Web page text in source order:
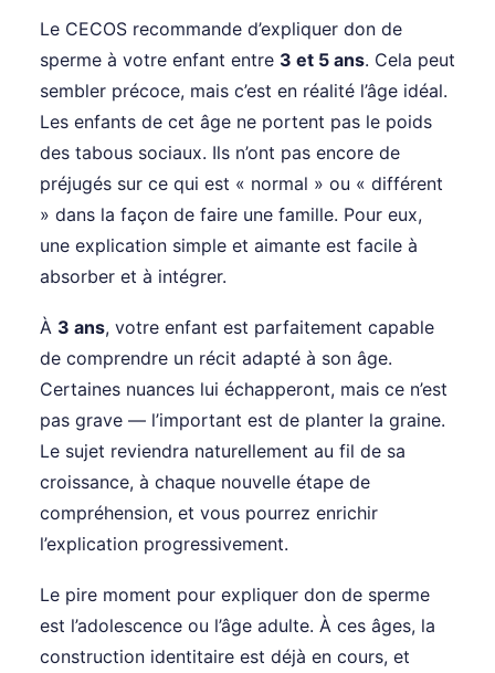
Le CECOS recommande d’expliquer don de
sperme à votre enfant entre 3 et 5 ans. Cela peut
sembler précoce, mais c’est en réalité l’âge idéal.
Les enfants de cet âge ne portent pas le poids
des tabous sociaux. Ils n’ont pas encore de
préjugés sur ce qui est « normal » ou « différent
» dans la façon de faire une famille. Pour eux,
une explication simple et aimante est facile à
absorber et à intégrer.
À 3 ans, votre enfant est parfaitement capable
de comprendre un récit adapté à son âge.
Certaines nuances lui échapperont, mais ce n’est
pas grave — l’important est de planter la graine.
Le sujet reviendra naturellement au fil de sa
croissance, à chaque nouvelle étape de
compréhension, et vous pourrez enrichir
l’explication progressivement.
Le pire moment pour expliquer don de sperme
est l’adolescence ou l’âge adulte. À ces âges, la
construction identitaire est déjà en cours, et